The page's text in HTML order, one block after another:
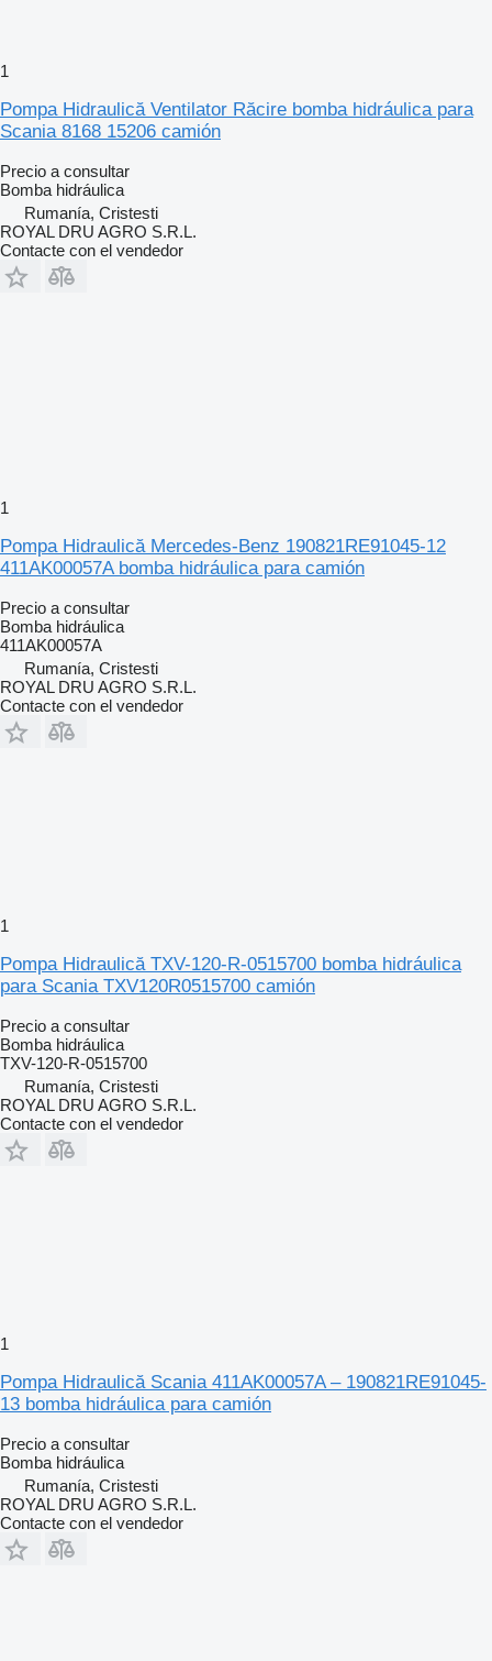
1
Pompa Hidraulică Ventilator Răcire bomba hidráulica para
Scania 8168 15206 camión
Precio a consultar
Bomba hidráulica
Rumanía, Cristesti
ROYAL DRU AGRO S.R.L.
Contacte con el vendedor
1
Pompa Hidraulică Mercedes-Benz 190821RE91045-12
411AK00057A bomba hidráulica para camión
Precio a consultar
Bomba hidráulica
411AK00057A
Rumanía, Cristesti
ROYAL DRU AGRO S.R.L.
Contacte con el vendedor
1
Pompa Hidraulică TXV-120-R-0515700 bomba hidráulica
para Scania TXV120R0515700 camión
Precio a consultar
Bomba hidráulica
TXV-120-R-0515700
Rumanía, Cristesti
ROYAL DRU AGRO S.R.L.
Contacte con el vendedor
1
Pompa Hidraulică Scania 411AK00057A – 190821RE91045-
13 bomba hidráulica para camión
Precio a consultar
Bomba hidráulica
Rumanía, Cristesti
ROYAL DRU AGRO S.R.L.
Contacte con el vendedor